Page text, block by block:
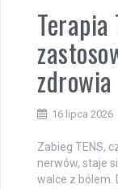
Terapia
zdrowia
16 lipca 2026
Zabieg TENS,
nerwów, staje
walce z bólem.